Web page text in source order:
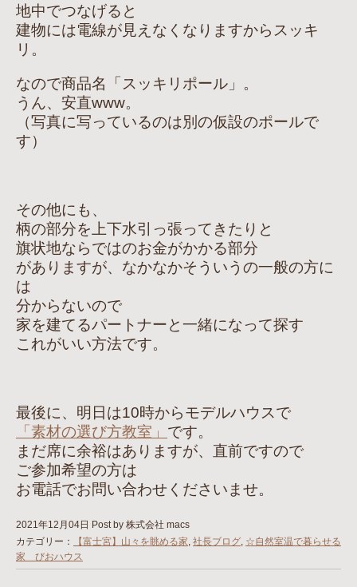
地中でつなげると
建物には電線が見えなくなりますからスッキ
リ。
なので商品名「スッキリポール」。
うん、安直www。
（写真に写っているのは別の仮設のポールで
す）
その他にも、
柄の部分を上下水引っ張ってきたりと
旗状地ならではのお金がかかる部分
がありますが、なかなかそういうの一般の方に
は
分からないので
家を建てるパートナーと一緒になって探す
これがいい方法です。
最後に、明日は10時からモデルハウスで
「素材の選び方教室」 です。
まだ席に余裕はありますが、直前ですので
ご参加希望の方は
お電話でお問い合わせくださいませ。
2021年12月04日 Post by 株式会社 macs
カテゴリー：
【富士宮】山々を眺める家, 社長ブログ, ☆自然室温で暮らせる
家 びおハウス